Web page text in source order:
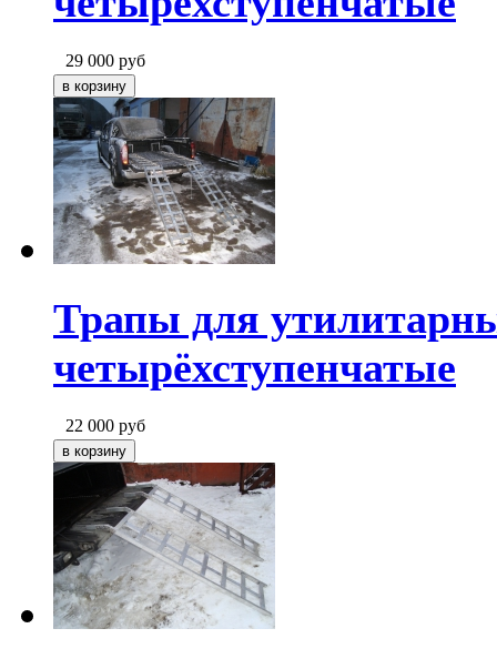
29 000 руб
Трапы для
четырёхступенчатые
22 000 руб